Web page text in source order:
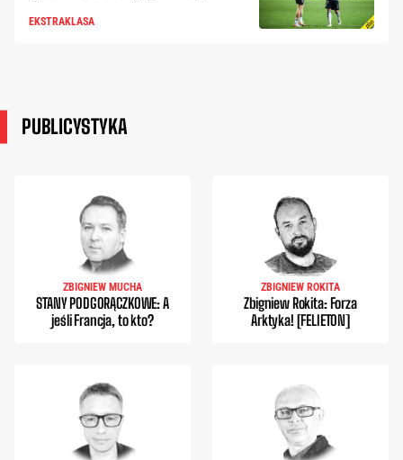
EKSTRAKLASA
PUBLICYSTYKA
ZBIGNIEW MUCHA
STANY PODGORĄCZKOWE: A
jeśli Francja, to kto?
ZBIGNIEW ROKITA
Zbigniew Rokita: Forza
Arktyka! [FELIETON]